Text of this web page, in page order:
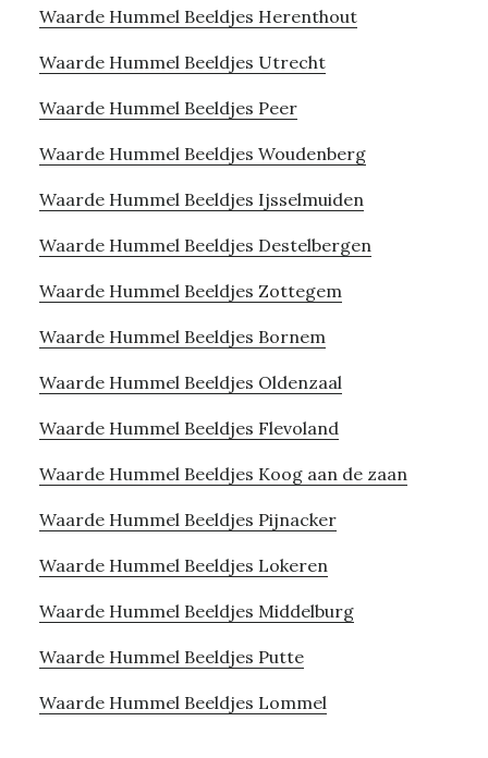
Waarde Hummel Beeldjes Herenthout
Waarde Hummel Beeldjes Utrecht
Waarde Hummel Beeldjes Peer
Waarde Hummel Beeldjes Woudenberg
Waarde Hummel Beeldjes Ijsselmuiden
Waarde Hummel Beeldjes Destelbergen
Waarde Hummel Beeldjes Zottegem
Waarde Hummel Beeldjes Bornem
Waarde Hummel Beeldjes Oldenzaal
Waarde Hummel Beeldjes Flevoland
Waarde Hummel Beeldjes Koog aan de zaan
Waarde Hummel Beeldjes Pijnacker
Waarde Hummel Beeldjes Lokeren
Waarde Hummel Beeldjes Middelburg
Waarde Hummel Beeldjes Putte
Waarde Hummel Beeldjes Lommel